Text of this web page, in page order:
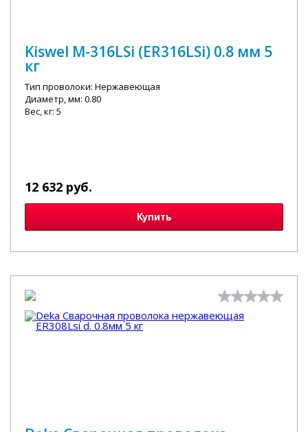
Kiswel M-316LSi (ER316LSi) 0.8 мм 5
кг
Тип проволоки: Нержавеющая
Диаметр, мм: 0.80
Вес, кг: 5
12 632 руб.
Купить